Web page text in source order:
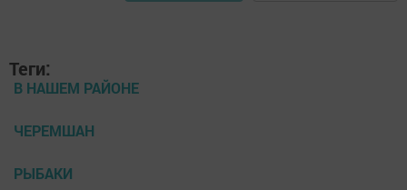
Теги:
В НАШЕМ РАЙОНЕ
ЧЕРЕМШАН
РЫБАКИ